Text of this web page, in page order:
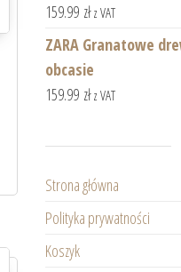
159.99 zł z VAT
ZARA Granatowe
obcasie
159.99 zł z VAT
Strona główna
Polityka prywatności
Koszyk